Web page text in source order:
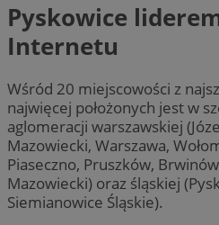
Pyskowice
Internetu
Wśród 20 miejscowości z
najwięcej położonych jest w
aglomeracji warszawskiej
Mazowiecki, Warszawa,
Piaseczno, Pruszków,
Mazowiecki) oraz śląskiej
Siemianowice Śląskie).